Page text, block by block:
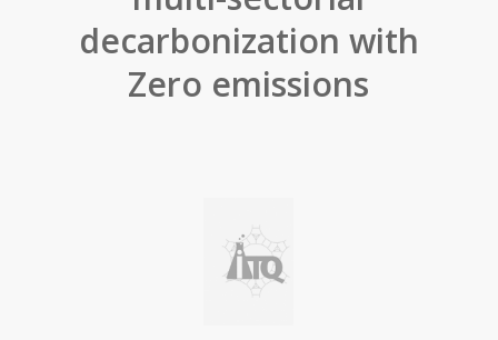
decarbonization with
Zero emissions